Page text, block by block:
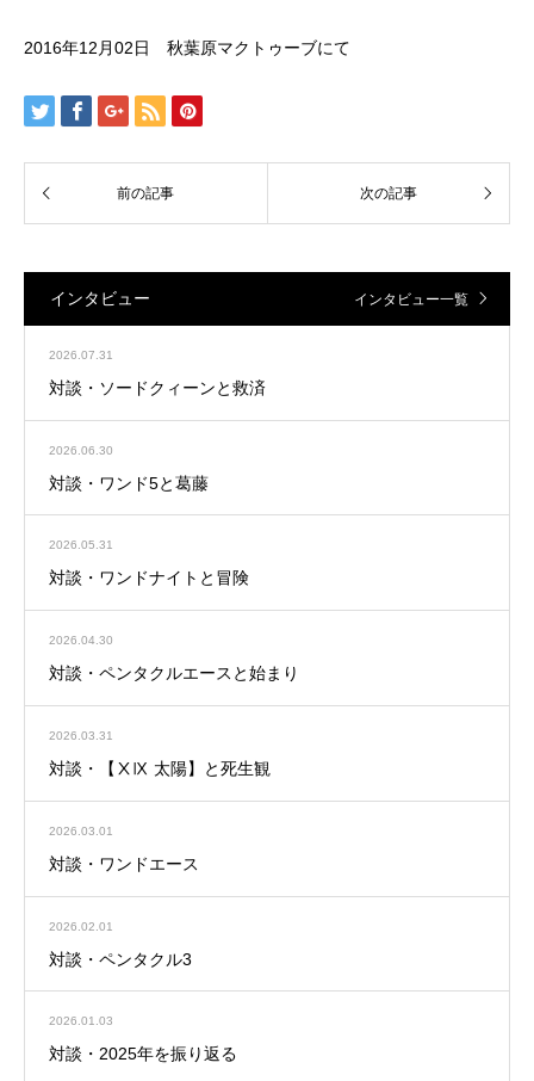
2016年12月02日 秋葉原マクトゥーブにて
インタビュー インタビュー一覧
2026.07.31
対談・ソードクィーンと救済
2026.06.30
対談・ワンド5と葛藤
2026.05.31
対談・ワンドナイトと冒険
2026.04.30
対談・ペンタクルエースと始まり
2026.03.31
対談・【ⅩⅨ 太陽】と死生観
2026.03.01
対談・ワンドエース
2026.02.01
対談・ペンタクル3
2026.01.03
対談・2025年を振り返る